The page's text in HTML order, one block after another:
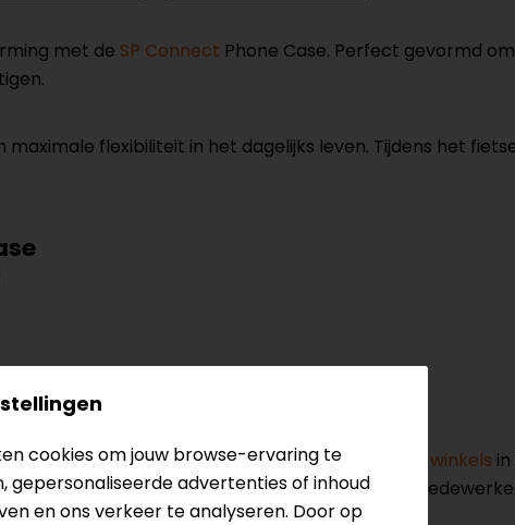
met de SP Connect Phone Case. Perfect gevormd
flexibiliteit in het dagelijks leven. Tijdens het
contactmet ons op of kom langs in één van onze winkels
bekijken & passen en staan onze
cookies om jouw browse-ervaring te
gepersonaliseerde advertenties of inhoud
en ons verkeer te analyseren. Door op